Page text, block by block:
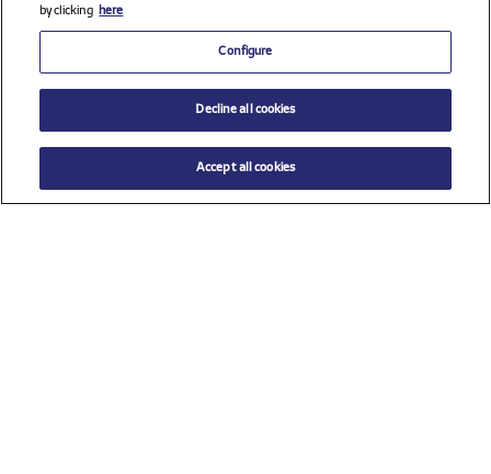
by clicking
here
Configure
Decline all cookies
Accept all cookies